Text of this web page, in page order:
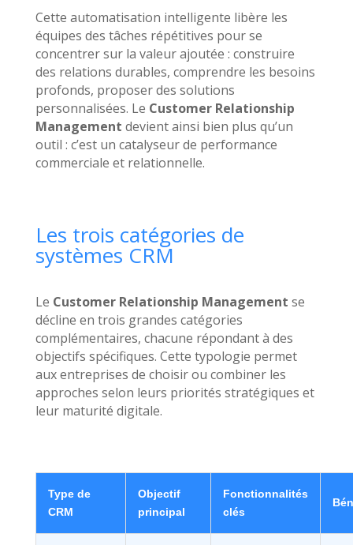
Cette automatisation intelligente libère les
équipes des tâches répétitives pour se
concentrer sur la valeur ajoutée : construire
des relations durables, comprendre les besoins
profonds, proposer des solutions
personnalisées. Le Customer Relationship
Management devient ainsi bien plus qu’un
outil : c’est un catalyseur de performance
commerciale et relationnelle.
Les trois catégories de
systèmes CRM
Le Customer Relationship Management se
décline en trois grandes catégories
complémentaires, chacune répondant à des
objectifs spécifiques. Cette typologie permet
aux entreprises de choisir ou combiner les
approches selon leurs priorités stratégiques et
leur maturité digitale.
Type de
CRM
Objectif
principal
Fonctionnalités
clés